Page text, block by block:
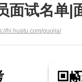
面试名单|
hi.huatu.com/guojia/